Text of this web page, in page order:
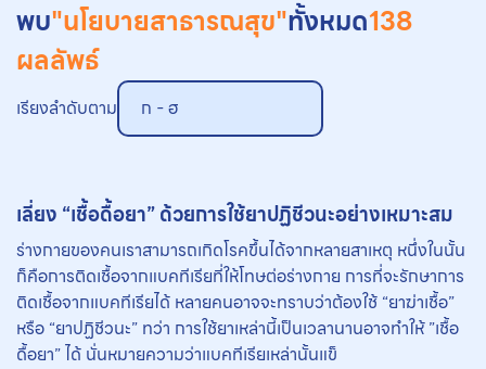
พบ"นโยบายสาธารณสุข"ทั้งหมด138
ผลลัพธ์
เรียงลำดับตาม ก - ฮ
เลี่ยง “เชื้อดื้อยา” ด้วยการใช้ยาปฏิชีวนะอย่างเหมาะสม
ร่างกายของคนเราสามารถเกิดโรคขึ้นได้จากหลายสาเหตุ หนึ่งในนั้น
ก็คือการติดเชื้อจากแบคทีเรียที่ให้โทษต่อร่างกาย การที่จะรักษาการ
ติดเชื้อจากแบคทีเรียได้ หลายคนอาจจะทราบว่าต้องใช้ “ยาฆ่าเชื้อ”
หรือ “ยาปฏิชีวนะ” ทว่า การใช้ยาเหล่านี้เป็นเวลานานอาจทำให้ ”เชื้อ
ดื้อยา” ได้ นั่นหมายความว่าแบคทีเรียเหล่านั้นแข็